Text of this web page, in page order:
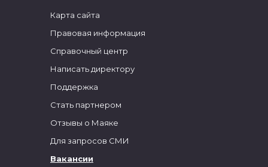
Карта сайта
Правовая информация
Справочный центр
Написать директору
Поддержка
Стать партнером
Отзывы о Маяке
Для запросов СМИ
Вакансии